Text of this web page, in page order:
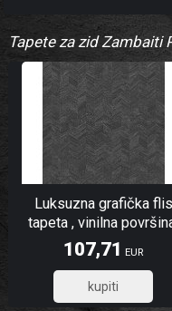
Tapete za zid
Luksuzna grafička flis
tapeta , vinilna
M23056, Architexture
Murella | Ljepilo
107,71 EUR
86,17